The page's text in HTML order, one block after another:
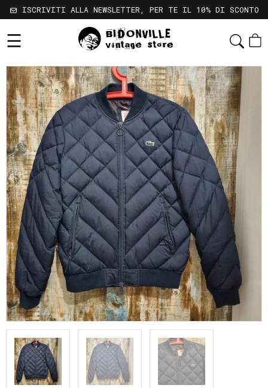
Shop
Chi
Siamo
Sostenibilità
Servizi
Contatti
Gift
Card
Newsletter
Termini
e
Condizioni
Spedizioni
e
resi
Metodi
di
pagamento
Privacy
Policy
Il
ISCRIVITI ALLA NEWSLETTER, PER TE IL 10% DI SCONTO
☰